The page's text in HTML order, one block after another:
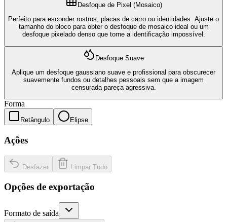
Desfoque de Pixel (Mosaico)
Perfeito para esconder rostros, placas de carro ou identidades. Ajuste o
tamanho do bloco para obter o desfoque de mosaico ideal ou um
desfoque pixelado denso que torne a identificação impossível.
Desfoque Suave
Aplique um desfoque gaussiano suave e profissional para obscurecer
suavemente fundos ou detalhes pessoais sem que a imagem
censurada pareça agressiva.
Forma
Retângulo Elipse
Ações
Desfazer Limpar Tudo
Opções de exportação
Formato de saída